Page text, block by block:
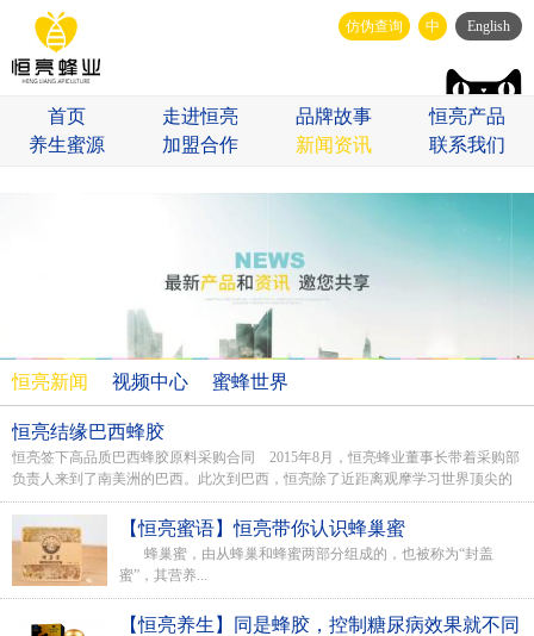
仿伪查询 中 English
首页 走进恒亮 品牌故事
恒亮产品
养生蜜源
加盟合作 新闻资讯 联系我们
恒亮新闻 视频中心 蜜蜂世界
恒亮结缘巴西蜂胶
恒亮签下高品质巴西蜂胶原料采购合同 2015年8月，恒亮蜂业董事长带着采购部
负责人来到了南美洲的巴西。此次到巴西，恒亮除了近距离观摩学习世界顶尖的
蜂业技术...
【恒亮蜜语】恒亮带你认识蜂巢蜜
蜂巢蜜，由从蜂巢和蜂蜜两部分组成的，也被称为“封盖
蜜”，其营养...
【恒亮养生】同是蜂胶，控制糖尿病效果就不同